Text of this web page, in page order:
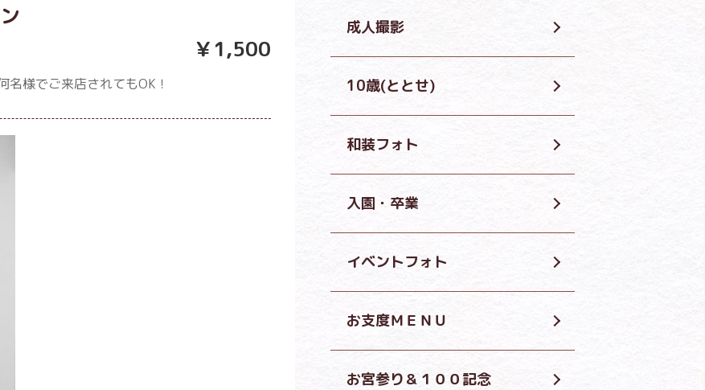
￥1,500
名様でご来店されてもOK！
成人撮影
10歳(ととせ)
和装フォト
入園・卒業
イベントフォト
お支度ＭＥＮＵ
お宮参り＆１００記念